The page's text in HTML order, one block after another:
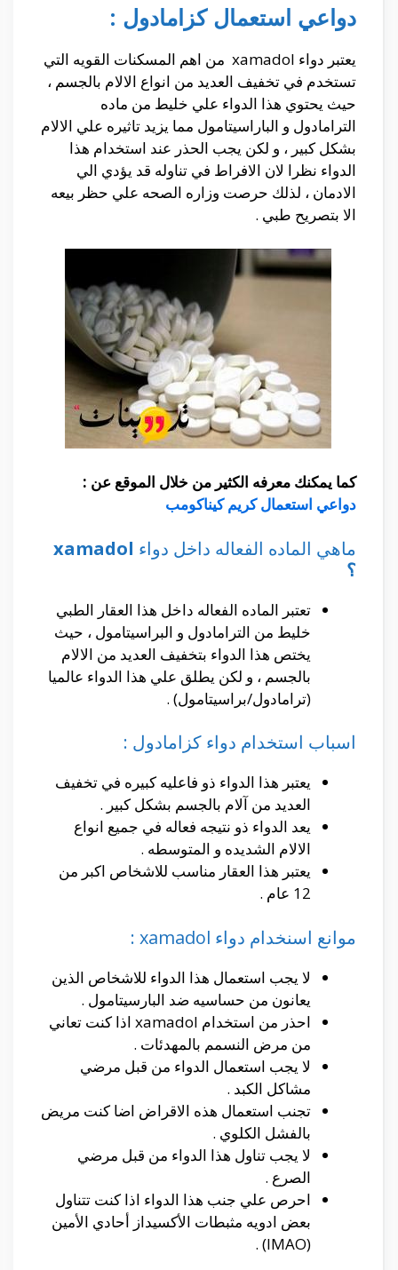
دواعي استعمال كزامادول :
يعتبر دواء xamadol من اهم المسكنات القويه التي
تستخدم في تخفيف العديد من انواع الالام بالجسم ،
حيث يحتوي هذا الدواء علي خليط من ماده
الترامادول و الباراسيتامول مما يزيد تاثيره علي الالام
بشكل كبير ، و لكن يجب الحذر عند استخدام هذا
الدواء نظرا لان الافراط في تناوله قد يؤدي الي
الادمان ، لذلك حرصت وزاره الصحه علي حظر بيعه
الا بتصريح طبي .
كما يمكنك معرفه الكثير من خلال الموقع عن :
دواعي استعمال كريم كيناكومب
ماهي الماده الفعاله داخل دواء xamadol
؟
تعتبر الماده الفعاله داخل هذا العقار الطبي
خليط من الترامادول و البراسيتامول ، حيث
يختص هذا الدواء بتخفيف العديد من الالام
بالجسم ، و لكن يطلق علي هذا الدواء عالميا
(ترامادول/براسيتامول) .
اسباب استخدام دواء كزامادول :
يعتبر هذا الدواء ذو فاعليه كبيره في تخفيف
العديد من آلام بالجسم بشكل كبير .
يعد الدواء ذو نتيجه فعاله في جميع انواع
الالام الشديده و المتوسطه .
يعتبر هذا العقار مناسب للاشخاص اكبر من
12 عام .
موانع اسنخدام دواء xamadol :
لا يجب استعمال هذا الدواء للاشخاص الذين
يعانون من حساسيه ضد البارسيتامول .
احذر من استخدام xamadol اذا كنت تعاني
من مرض النسمم بالمهدئات .
لا يجب استعمال الدواء من قبل مرضي
مشاكل الكبد .
تجنب استعمال هذه الاقراض اضا كنت مريض
بالفشل الكلوي .
لا يجب تناول هذا الدواء من قبل مرضي
الصرع .
احرص علي جنب هذا الدواء اذا كنت تتناول
بعض ادويه مثبطات الأكسيداز أحادي الأمين
(IMAO) .